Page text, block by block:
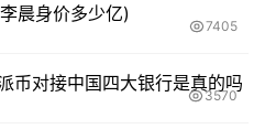
晨身价多少亿)
7405
币对接中国四大银行是真的吗
3570